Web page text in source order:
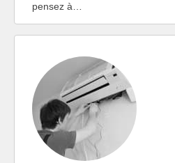
pensez à…